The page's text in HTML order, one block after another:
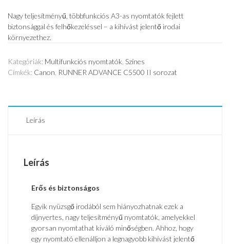
Nagy teljesítményű, többfunkciós A3-as nyomtatók fejlett
biztonsággal és felhőkezeléssel – a kihívást jelentő irodai
környezethez.
Kategóriák: Multifunkciós nyomtatók Színes
Címkék: Canon RUNNER ADVANCE C5500 II sorozat
Leírás
Leírás
Erős és biztonságos
Egyik nyüzsgő irodából sem hiányozhatnak ezek a
díjnyertes, nagy teljesítményű nyomtatók, amelyekkel
gyorsan nyomtathat kiváló minőségben. Ahhoz, hogy
egy nyomtató ellenálljon a legnagyobb kihívást jelentő